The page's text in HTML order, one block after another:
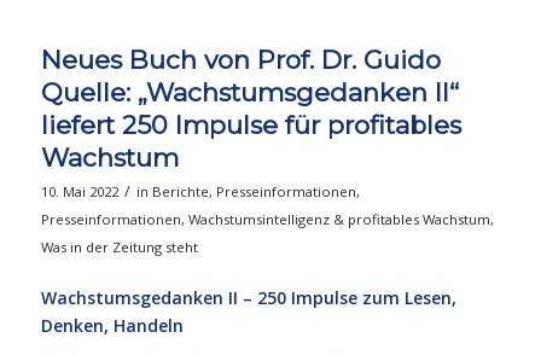
Neues Buch von Prof. Dr. Guido
Quelle: „Wachstumsgedanken II“
liefert 250 Impulse für profitables
Wachstum
10. Mai 2022 / in Berichte, Presseinformationen,
Presseinformationen, Wachstumsintelligenz & profitables Wachstum,
Was in der Zeitung steht
Wachstumsgedanken II – 250 Impulse zum Lesen,
Denken, Handeln